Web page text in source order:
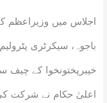
اجلاس میں
باجوہ، سیکرٹری
خیبرپختونخوا کے چیف
اعلیٰ حکام نے شرکت